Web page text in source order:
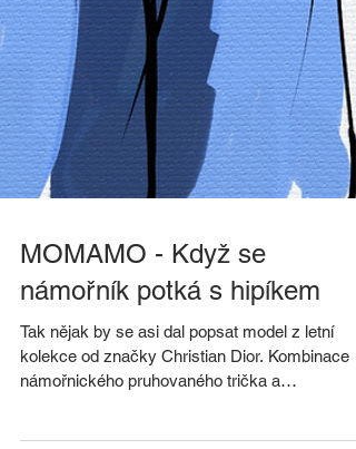
MOMAMO - Když se
námořník potká s hipíkem
Tak nějak by se asi dal popsat model z letní